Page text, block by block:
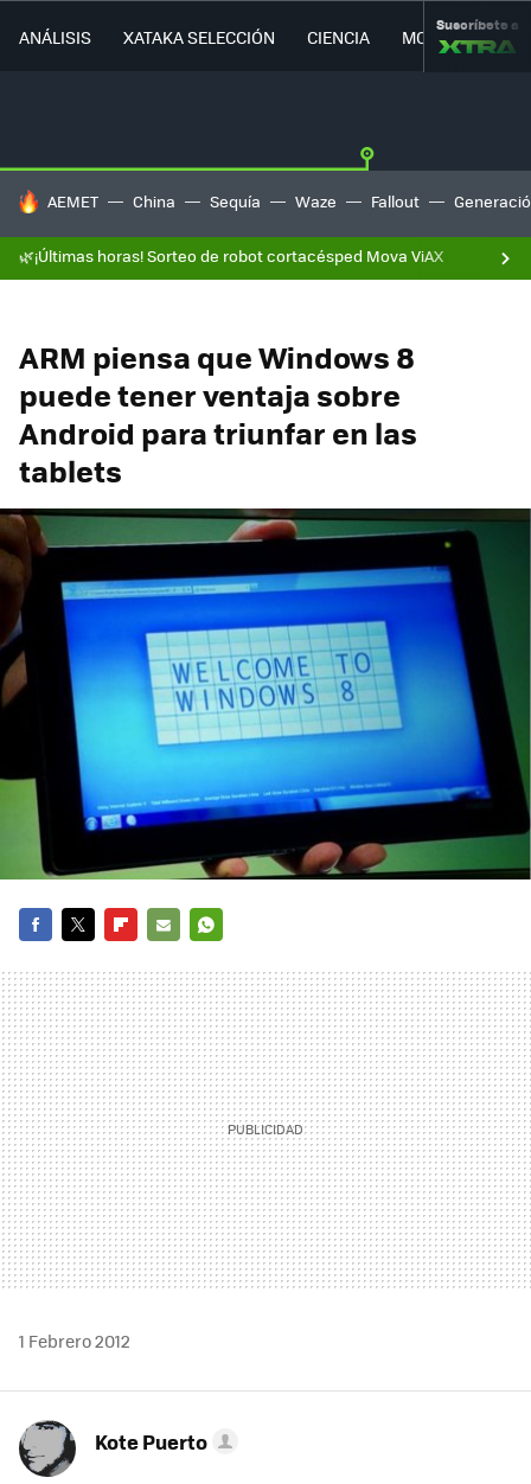
ANÁLISIS XATAKA SELECCIÓN CIENCIA MOVILIDAD
Suscríbete a
HOY SE HABLA DE
AEMET China Sequía Waze Fallout
🌿¡Últimas horas! Sorteo de robot cortacésped Mova ViAX
ARM piensa que Windows 8
puede tener ventaja sobre
Android para triunfar en las
tablets
MAIL
1 Febrero 2012
Kote Puerto